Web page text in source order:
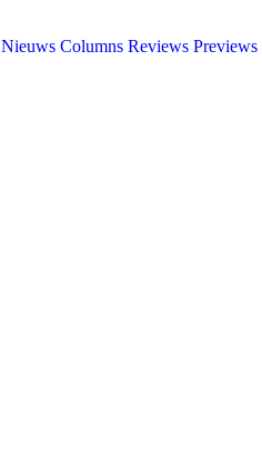
Nieuws Columns Reviews Previews